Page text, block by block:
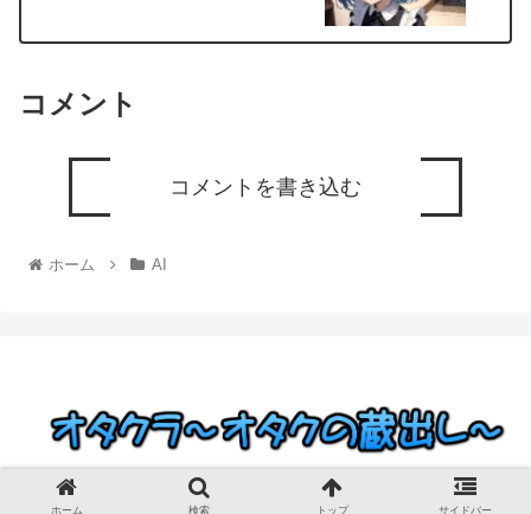
コメント
コメントを書き込む
ホーム AI
© 2023 オタクラ～オタクの蔵出し～.
ホーム 検索 トップ サイドバー